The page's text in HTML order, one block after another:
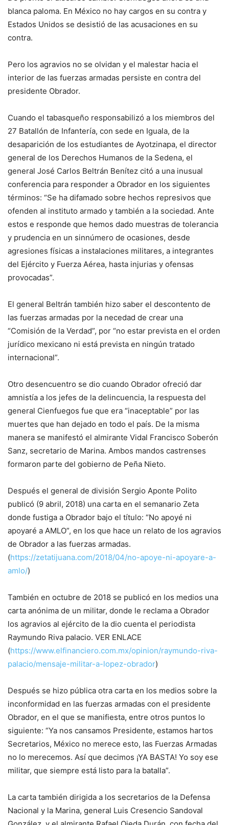
blanca paloma. En México no hay cargos en su contra y
Estados Unidos se desistió de las acusaciones en su
contra.
Pero los agravios no se olvidan y el malestar hacia el
interior de las fuerzas armadas persiste en contra del
presidente Obrador.
Cuando el tabasqueño responsabilizó a los miembros del
27 Batallón de Infantería, con sede en Iguala, de la
desaparición de los estudiantes de Ayotzinapa, el director
general de los Derechos Humanos de la Sedena, el
general José Carlos Beltrán Benítez citó a una inusual
conferencia para responder a Obrador en los siguientes
términos: “Se ha difamado sobre hechos represivos que
ofenden al instituto armado y también a la sociedad. Ante
estos e responde que hemos dado muestras de tolerancia
y prudencia en un sinnúmero de ocasiones, desde
agresiones físicas a instalaciones militares, a integrantes
del Ejército y Fuerza Aérea, hasta injurias y ofensas
provocadas”.
El general Beltrán también hizo saber el descontento de
las fuerzas armadas por la necedad de crear una
“Comisión de la Verdad”, por “no estar prevista en el orden
jurídico mexicano ni está prevista en ningún tratado
internacional”.
Otro desencuentro se dio cuando Obrador ofreció dar
amnistía a los jefes de la delincuencia, la respuesta del
general Cienfuegos fue que era “inaceptable” por las
muertes que han dejado en todo el país. De la misma
manera se manifestó el almirante Vidal Francisco Soberón
Sanz, secretario de Marina. Ambos mandos castrenses
formaron parte del gobierno de Peña Nieto.
Después el general de división Sergio Aponte Polito
publicó (9 abril, 2018) una carta en el semanario Zeta
donde fustiga a Obrador bajo el título: “No apoyé ni
apoyaré a AMLO”, en los que hace un relato de los agravios
de Obrador a las fuerzas armadas.
(https://zetatijuana.com/2018/04/no-apoye-ni-apoyare-a-
amlo/)
También en octubre de 2018 se publicó en los medios una
carta anónima de un militar, donde le reclama a Obrador
los agravios al ejército de la dio cuenta el periodista
Raymundo Riva palacio. VER ENLACE
(https://www.elfinanciero.com.mx/opinion/raymundo-riva-
palacio/mensaje-militar-a-lopez-obrador)
Después se hizo pública otra carta en los medios sobre la
inconformidad en las fuerzas armadas con el presidente
Obrador, en el que se manifiesta, entre otros puntos lo
siguiente: “Ya nos cansamos Presidente, estamos hartos
Secretarios, México no merece esto, las Fuerzas Armadas
no lo merecemos. Así que decimos ¡YA BASTA! Yo soy ese
militar, que siempre está listo para la batalla”.
La carta también dirigida a los secretarios de la Defensa
Nacional y la Marina, general Luis Cresencio Sandoval